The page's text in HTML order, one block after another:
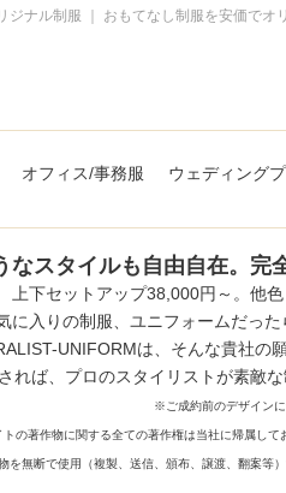
ジナル制服 ｜ おもてなし制服を安価で
オフィス/事務服 ウェディング
なスタイルも自由自在。
上下セットアップ38,000円～。他
に入りの制服、ユニフォームだっ
UNIFORMは、そんな貴社の
れば、プロのスタイリストが素敵
※ご成約前のデザイン
トの著作物に関する全ての著作権は当社に帰属して
を無断で使用（複製、送信、頒布、譲渡、翻案等